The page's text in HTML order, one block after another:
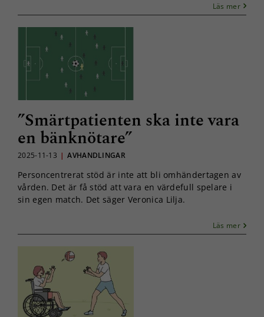
Läs mer
”Smärtpatienten ska inte vara
en bänknötare”
2025-11-13 | AVHANDLINGAR
Personcentrerat stöd är inte att bli omhändertagen av
vården. Det är få stöd att vara en värdefull spelare i
sin egen match. Det säger Veronica Lilja.
Läs mer